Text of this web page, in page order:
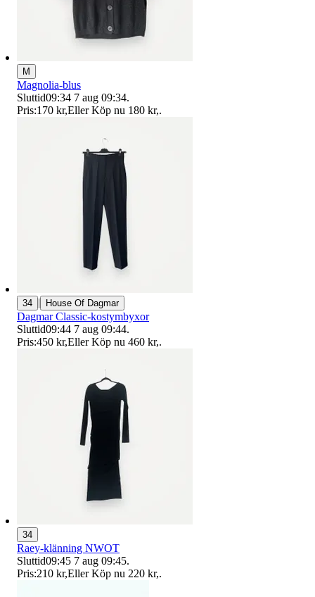
M
Magnolia-blus
Sluttid09:34 7 aug 09:34.
Pris:170 kr,Eller Köp nu 180 kr,.
34 | House Of Dagmar
Dagmar Classic-kostymbyxor
Sluttid09:44 7 aug 09:44.
Pris:450 kr,Eller Köp nu 460 kr,.
34
Raey-klänning NWOT
Sluttid09:45 7 aug 09:45.
Pris:210 kr,Eller Köp nu 220 kr,.